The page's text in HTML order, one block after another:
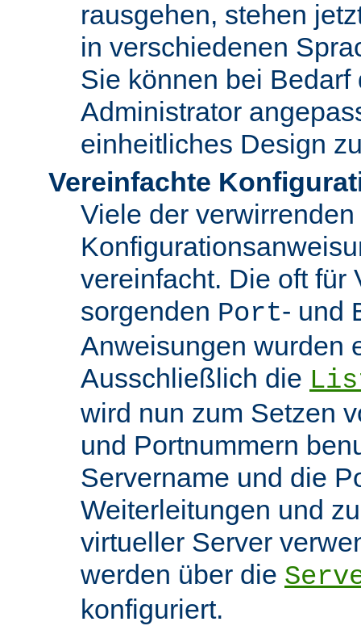
rausgehen, stehen
in verschiedenen
Sie können bei Bedarf
Administrator
einheitliches Design
Vereinfachte
Viele der verwirrenden
vereinfacht. Die oft für
sorgenden Port- und
Anweisungen wurden
Ausschließlich die
wird nun zum Setzen
und Portnummern
Servername und die
Weiterleitungen und
virtueller Server
werden über die
konfiguriert.